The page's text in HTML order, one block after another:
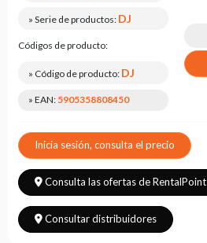
producto
de
probarlo
Leasing
Frecuentes
Elegir
serie
» Serie de productos: DJ
Códigos de producto:
» Código de producto: DJ
» EAN: 5905358808450
Inicia sesión, consulta el precio
Consulta las ofertas de RentalPoint
Consultar distribuidores